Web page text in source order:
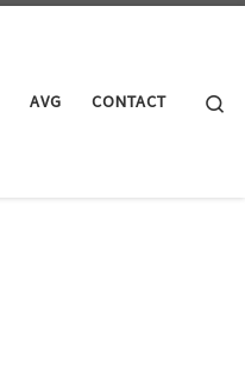
AVG CONTACT